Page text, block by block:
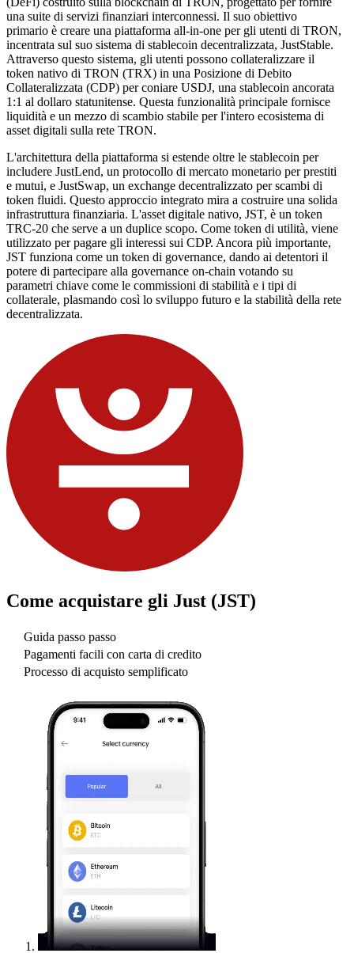
una suite di servizi finanziari interconnessi. Il suo obiettivo
primario è creare una piattaforma all-in-one per gli utenti di TRON,
incentrata sul suo sistema di stablecoin decentralizzata, JustStable.
Attraverso questo sistema, gli utenti possono collateralizzare il
token nativo di TRON (TRX) in una Posizione di Debito
Collateralizzata (CDP) per coniare USDJ, una stablecoin ancorata
1:1 al dollaro statunitense. Questa funzionalità principale fornisce
liquidità e un mezzo di scambio stabile per l'intero ecosistema di
asset digitali sulla rete TRON.
L'architettura della piattaforma si estende oltre le stablecoin per
includere JustLend, un protocollo di mercato monetario per prestiti
e mutui, e JustSwap, un exchange decentralizzato per scambi di
token fluidi. Questo approccio integrato mira a costruire una solida
infrastruttura finanziaria. L'asset digitale nativo, JST, è un token
TRC-20 che serve a un duplice scopo. Come token di utilità, viene
utilizzato per pagare gli interessi sui CDP. Ancora più importante,
JST funziona come un token di governance, dando ai detentori il
potere di partecipare alla governance on-chain votando su
parametri chiave come le commissioni di stabilità e i tipi di
collaterale, plasmando così lo sviluppo futuro e la stabilità della rete
decentralizzata.
Come acquistare gli Just (JST)
Guida passo passo
Pagamenti facili con carta di credito
Processo di acquisto semplificato